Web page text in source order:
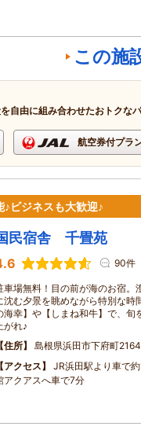
この施
自由に組み合わせたおトクな
航空券付プラ
ビジネスも大歓迎♪
民宿舎 千畳苑
90件
車場無料！目の前が海のお宿。
沈む夕景を眺めながら特別な時
海幸】や【しまね和牛】で、旬
がれ♪
住所
島根県浜田市下府町
アクセス
JR浜田駅より車で
アクアスへ車で7分